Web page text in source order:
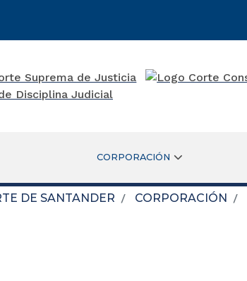
CORPORACIÓN
DE SANTANDER CORPORACIÓN